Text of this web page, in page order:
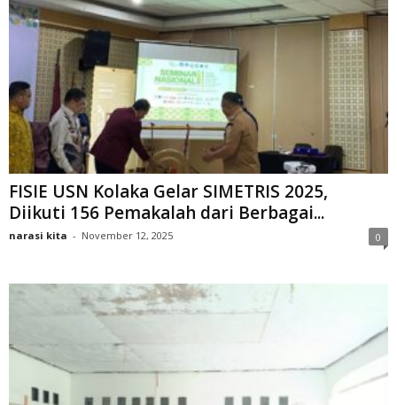
FISIE USN Kolaka Gelar SIMETRIS 2025,
Diikuti 156 Pemakalah dari Berbagai...
narasi kita - November 12, 2025 0